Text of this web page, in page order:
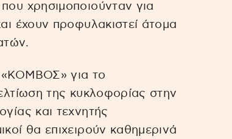
χρησιμοποιούνταν για
έχουν προφυλακιστεί άτομα
«ΚΟΜΒΟΣ» για το
της κυκλοφορίας στην
και τεχνητής
θα επιχειρούν καθημερινά